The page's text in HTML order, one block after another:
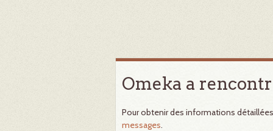
Omeka a
Pour obtenir des informations
messages.